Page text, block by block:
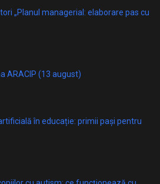
„Planul managerial: elaborare pas cu
ARACIP (13 august)
în educație: primii pași pentru